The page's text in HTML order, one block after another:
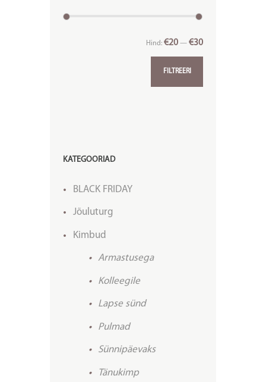
FILTREERI
Hind:€20 —€30
KATEGOORIAD
BLACK FRIDAY
Jõuluturg
Kimbud
Armastusega
Kolleegile
Lapse sünd
Pulmad
Sünnipäevaks
Tänukimp